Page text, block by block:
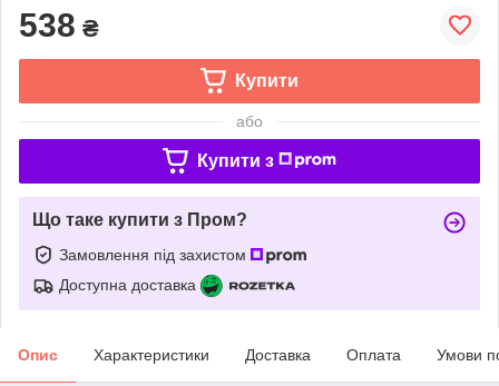
538 ₴
Купити
або
Купити з
Що таке купити з Пром?
Замовлення під захистом
Доступна доставка
Опис Характеристики Доставка Оплата Умови